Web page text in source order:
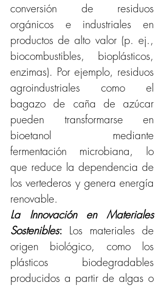
conversión de residuos
orgánicos e industriales en
productos de alto valor (p. ej.,
biocombustibles, bioplásticos,
enzimas). Por ejemplo, residuos
agroindustriales como el
bagazo de caña de azúcar
pueden transformarse en
bioetanol mediante
fermentación microbiana, lo
que reduce la dependencia de
los vertederos y genera energía
renovable.
La Innovación en Materiales
Sostenibles: Los materiales de
origen biológico, como los
plásticos biodegradables
producidos a partir de algas o